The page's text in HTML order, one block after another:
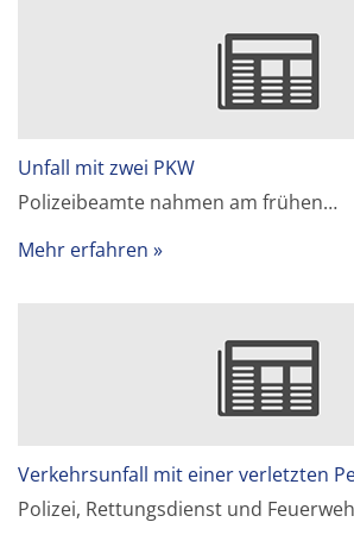
Unfall mit zwei PKW
Polizeibeamte nahmen am frühen…
Mehr erfahren
Verkehrsunfall mit einer verletzten
Polizei, Rettungsdienst und